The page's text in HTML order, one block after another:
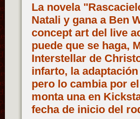
La novela
Natali y gana a Ben
concept art del live
puede que se haga,
Interstellar de
infarto, la
pero lo cambia por
monta una en
fecha de inicio del